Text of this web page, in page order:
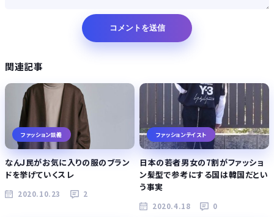
関連記事
ファッション談義
なんJ民がお気に入りの服のブラン
ドを挙げていくスレ
2020.10.23 2
ファッションテイスト
日本の若者男女の7割がファッショ
ン髪型で参考にする国は韓国だとい
う事実
2020.4.18 0